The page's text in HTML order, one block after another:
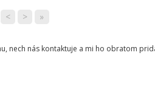
< > »
nech nás kontaktuje a mi ho obratom